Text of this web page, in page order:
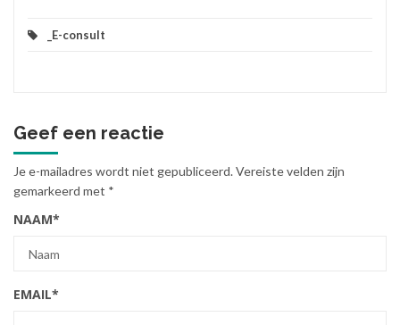
_E-consult
Geef een reactie
Je e-mailadres wordt niet gepubliceerd.Vereiste velden zijn
gemarkeerd met *
NAAM*
EMAIL*